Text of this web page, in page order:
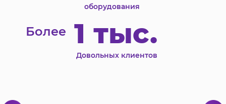
оборудования
Более 1 тыс.
Довольных клиентов